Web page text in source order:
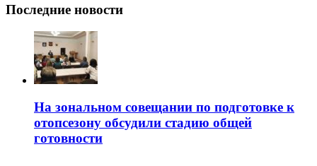
Последние новости
На зональном совещании по подготовке к
отопсезону обсудили стадию общей
готовности